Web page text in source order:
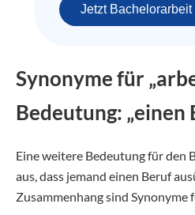
Jetzt
Synonyme für
Bedeutung: „einen
Eine weitere Bedeutung für den
aus, dass jemand einen Beruf
Zusammenhang sind Synonyme